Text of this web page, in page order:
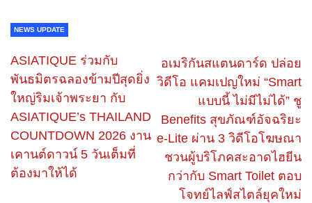
NEWS UPDATE
ASIATIQUE ร่วมกับ
พันธมิตรฉลองข้ามปีสุดยิ่ง
ใหญ่ริมเจ้าพระยา กับ
ASIATIQUE’s THAILAND
COUNTDOWN 2026 งาน
เคานต์ดาวน์ 5 วันเต็มที่
ต้องมาให้ได้
อเมริกันสแตนดาร์ด ปล่อย
วิดีโอ แคมเปญใหม่ “Smart
แบบนี้ ไม่มีไม่ได้” ชู
Benefits สุขภัณฑ์อัจฉริยะ
e-Lite ผ่าน 3 วิดีโอโฆษณา
ชวนผู้บริโภคสะอาดไฮยีน
กว่ากับ Smart Toilet ตอบ
โจทย์ไลฟ์สไตล์ยุคใหม่